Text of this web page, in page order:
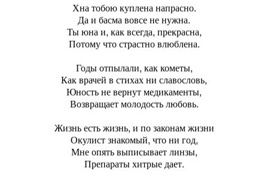
Хна тобою куплена напрасно.
Да и басма вовсе не нужна.
Ты юна и, как всегда, прекрасна,
Потому что страстно влюблена.
Годы отпылали, как кометы,
Как врачей в стихах ни славословь,
Юность не вернут медикаменты,
Возвращает молодость любовь.
Жизнь есть жизнь, и по законам жизни
Окулист знакомый, что ни год,
Мне опять выписывает линзы,
Препараты хитрые дает.